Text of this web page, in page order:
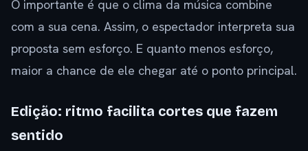
O importante é que o clima da música combine
com a sua cena. Assim, o espectador interpreta sua
proposta sem esforço. E quanto menos esforço,
maior a chance de ele chegar até o ponto principal.
Edição: ritmo facilita cortes que fazem
sentido